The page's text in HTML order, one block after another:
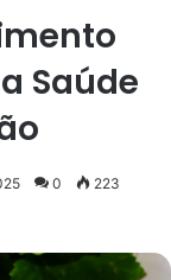
Saúde
0 223